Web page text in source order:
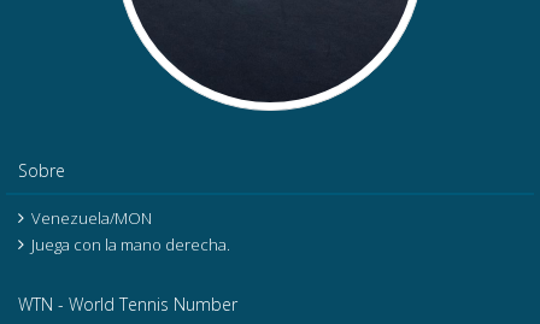
Sobre
Venezuela/MON
Juega con la mano derecha.
WTN - World Tennis Number